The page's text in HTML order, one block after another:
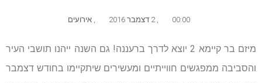
00:00
, 2 דצמבר 2016 , אירועים
מיזם בר קיימא 2 יוצא לדרך ברעננה! גם השנה ייהנו תושבי העיר
והסביבה ממפגשים חווייתיים ומעשירים שיתקיימו בחודש דצמבר